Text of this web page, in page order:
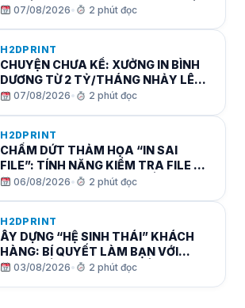
QUYẾT QUẢN LÝ XƯỞNG SẢN XUẤT
07/08/2026• 2 phút đọc
H2DPRINT
CHUYỆN CHƯA KỂ: XƯỞNG IN BÌNH
DƯƠNG TỪ 2 TỶ/THÁNG NHẢY LÊN 7
TỶ/THÁNG SAU 6 THÁNG DÙNG
07/08/2026• 2 phút đọc
H2DPRINT
CHẤM DỨT THẢM HỌA “IN SAI
FILE”: TÍNH NĂNG KIỂM TRA FILE TỰ
ĐỘNG CỦA H2DPRINT – TIẾT KIỆM
06/08/2026• 2 phút đọc
H2DPRINT
ÂY DỰNG “HỆ SINH THÁI” KHÁCH
HÀNG: BÍ QUYẾT LÀM BẠN VỚI
CỘNG ĐỒNG DESIGNER ĐỂ ĐƠN
03/08/2026• 2 phút đọc